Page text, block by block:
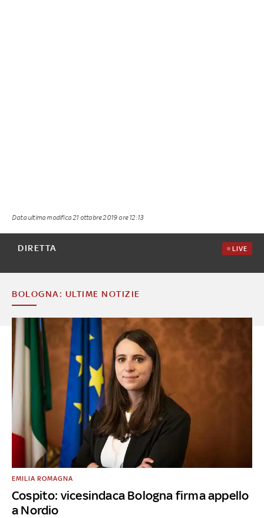
Data ultima modifica 21 ottobre 2019 ore 12:13
DIRETTA LIVE
BOLOGNA: ULTIME NOTIZIE
Cospito: vicesindaca Bologna firma appello
a Nordio
EMILIA ROMAGNA